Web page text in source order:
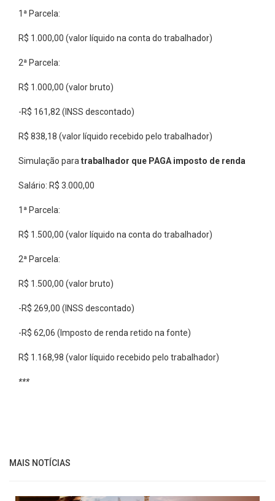
1ª Parcela:
R$ 1.000,00 (valor líquido na conta do trabalhador)
2ª Parcela:
R$ 1.000,00 (valor bruto)
-R$ 161,82 (INSS descontado)
R$ 838,18 (valor líquido recebido pelo trabalhador)
Simulação para trabalhador que PAGA imposto de renda
Salário: R$ 3.000,00
1ª Parcela:
R$ 1.500,00 (valor líquido na conta do trabalhador)
2ª Parcela:
R$ 1.500,00 (valor bruto)
-R$ 269,00 (INSS descontado)
-R$ 62,06 (Imposto de renda retido na fonte)
R$ 1.168,98 (valor líquido recebido pelo trabalhador)
***
MAIS NOTÍCIAS